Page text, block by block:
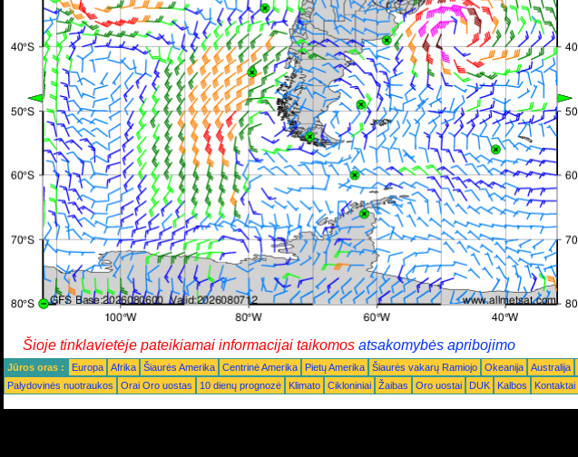
Šioje tinklavietėje pateikiamai informacijai taikomos atsakomybės apribojimo
Jūros oras : Europa Afrika Šiaurės Amerika Centrinė Amerika Pietų Amerika Šiaurės vakarų Ramiojo Okeanija Australija
Palydovinės nuotraukos
Orai Oro uostas 10 dienų prognozė Klimato Cikloniniai Žaibas Oro uostai DUK Kalbos Kontaktai